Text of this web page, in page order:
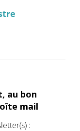
au bon
mail
: